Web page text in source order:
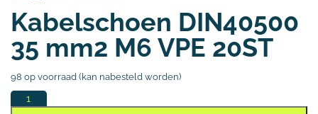
Kabelschoen DIN40500
35 mm2 M6 VPE 20ST
98 op voorraad (kan nabesteld worden)